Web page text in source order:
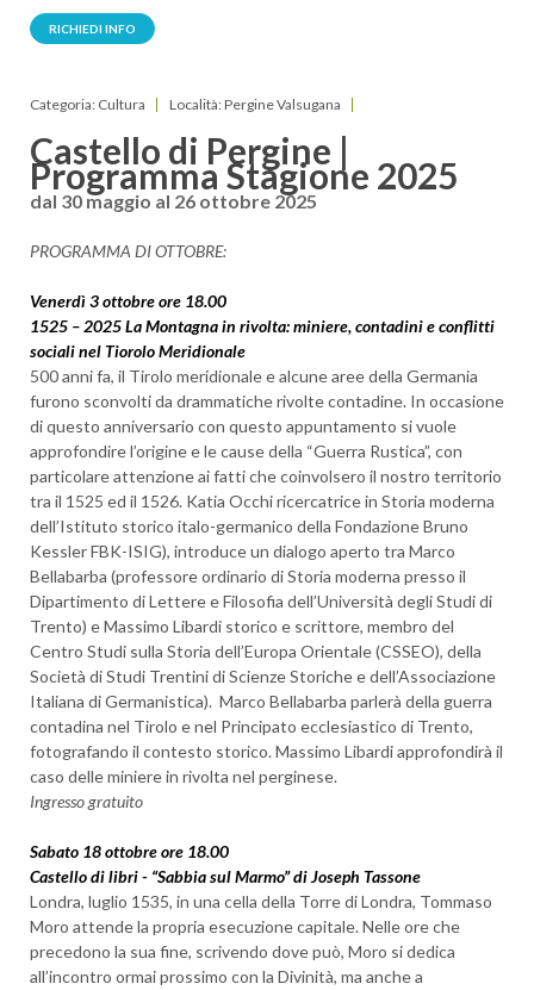
RICHIEDI INFO
Categoria: Cultura Località: Pergine Valsugana
Castello di Pergine |
Programma Stagione 2025
dal 30 maggio al 26 ottobre 2025
PROGRAMMA DI OTTOBRE:
Venerdì 3 ottobre ore 18.00
1525 – 2025 La Montagna in rivolta: miniere, contadini e conflitti
sociali nel Tiorolo Meridionale
500 anni fa, il Tirolo meridionale e alcune aree della Germania
furono sconvolti da drammatiche rivolte contadine. In occasione
di questo anniversario con questo appuntamento si vuole
approfondire l’origine e le cause della “Guerra Rustica”, con
particolare attenzione ai fatti che coinvolsero il nostro territorio
tra il 1525 ed il 1526. Katia Occhi ricercatrice in Storia moderna
dell’Istituto storico italo-germanico della Fondazione Bruno
Kessler FBK-ISIG), introduce un dialogo aperto tra Marco
Bellabarba (professore ordinario di Storia moderna presso il
Dipartimento di Lettere e Filosofia dell’Università degli Studi di
Trento) e Massimo Libardi storico e scrittore, membro del
Centro Studi sulla Storia dell’Europa Orientale (CSSEO), della
Società di Studi Trentini di Scienze Storiche e dell’Associazione
Italiana di Germanistica). Marco Bellabarba parlerà della guerra
contadina nel Tirolo e nel Principato ecclesiastico di Trento,
fotografando il contesto storico. Massimo Libardi approfondirà il
caso delle miniere in rivolta nel perginese.
Ingresso gratuito
Sabato 18 ottobre ore 18.00
Castello di libri - “Sabbia sul Marmo” di Joseph Tassone
Londra, luglio 1535, in una cella della Torre di Londra, Tommaso
Moro attende la propria esecuzione capitale. Nelle ore che
precedono la sua fine, scrivendo dove può, Moro si dedica
all’incontro ormai prossimo con la Divinità, ma anche a